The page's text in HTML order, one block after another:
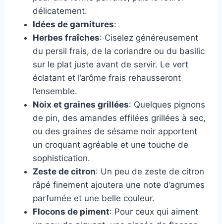
délicatement.
Idées de garnitures:
Herbes fraîches: Ciselez généreusement
du persil frais, de la coriandre ou du basilic
sur le plat juste avant de servir. Le vert
éclatant et l’arôme frais rehausseront
l’ensemble.
Noix et graines grillées: Quelques pignons
de pin, des amandes effilées grillées à sec,
ou des graines de sésame noir apportent
un croquant agréable et une touche de
sophistication.
Zeste de citron: Un peu de zeste de citron
râpé finement ajoutera une note d’agrumes
parfumée et une belle couleur.
Flocons de piment: Pour ceux qui aiment